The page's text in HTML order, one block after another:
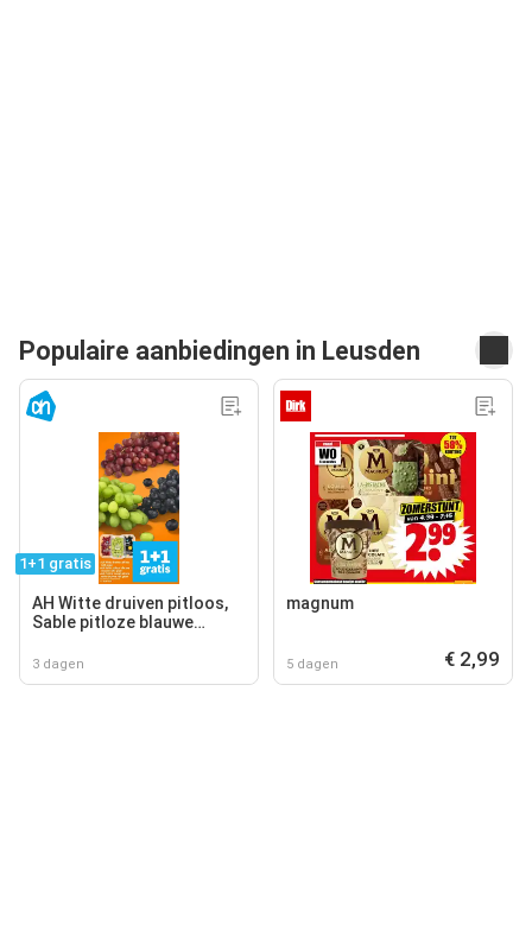
Populaire aanbiedingen in Leusden
1+1 gratis
AH Witte druiven pitloos,
Sable pitloze blauwe
pitloze rode druiven
3 dagen
magnum
5 dagen € 2,99